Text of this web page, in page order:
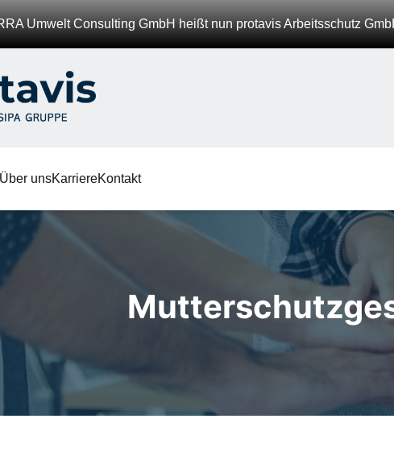
Umwelt Consulting GmbH heißt nun protavis Arbeitsschutz
Über unsKarriereKontakt